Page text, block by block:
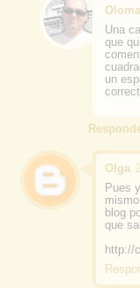
Una
que
un
Olga
Pues
blog
que
http://